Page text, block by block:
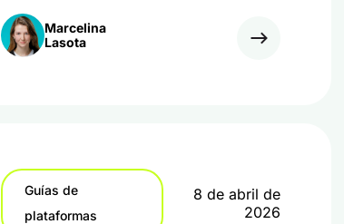
tu marca.
Marcelina
Lasota
Guías de
plataformas
8 de abril de
2026